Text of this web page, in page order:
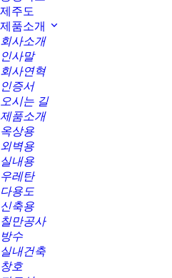
제주도
제품소개
회사소개
인사말
회사연혁
인증서
오시는 길
제품소개
옥상용
외벽용
실내용
우레탄
다용도
신축용
칠만공사
방수
실내건축
창호